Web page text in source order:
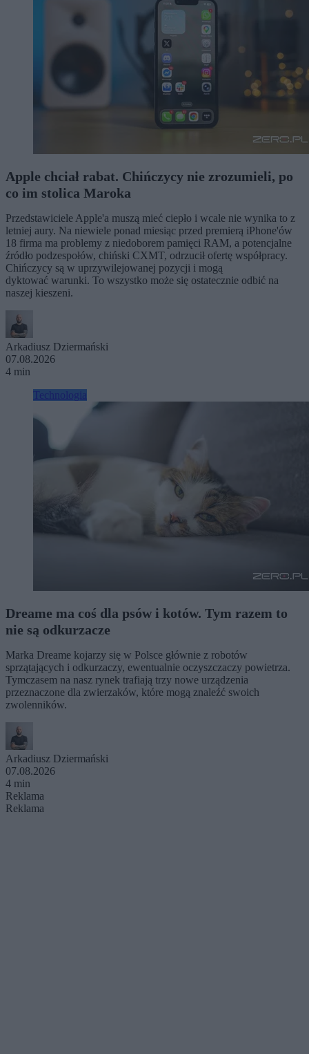
Apple chciał rabat. Chińczycy nie zrozumieli, po
co im stolica Maroka
Przedstawiciele Apple'a muszą mieć ciepło i wcale nie wynika to z
letniej aury. Na niewiele ponad miesiąc przed premierą iPhone'ów
18 firma ma problemy z niedoborem pamięci RAM, a potencjalne
źródło podzespołów, chiński CXMT, odrzucił ofertę współpracy.
Chińczycy są w uprzywilejowanej pozycji i mogą
dyktować warunki. To wszystko może się ostatecznie odbić na
naszej kieszeni.
Arkadiusz Dziermański
07.08.2026
4 min
Technologia
Dreame ma coś dla psów i kotów. Tym razem to
nie są odkurzacze
Marka Dreame kojarzy się w Polsce głównie z robotów
sprzątających i odkurzaczy, ewentualnie oczyszczaczy powietrza.
Tymczasem na nasz rynek trafiają trzy nowe urządzenia
przeznaczone dla zwierzaków, które mogą znaleźć swoich
zwolenników.
Arkadiusz Dziermański
07.08.2026
4 min
Reklama
Reklama